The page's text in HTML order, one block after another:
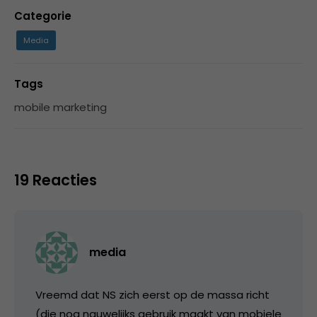
Categorie
Media
Tags
mobile marketing
19 Reacties
media
Vreemd dat NS zich eerst op de massa richt
(die nog nauwelijks gebruik maakt van mobiele